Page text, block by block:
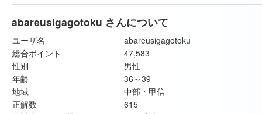
abareusigagotoku さんについて
ユーザ名
abareusigagotoku
総合ポイント
47,583
性別
男性
年齢
36～39
地域
中部・甲信
正解数
615